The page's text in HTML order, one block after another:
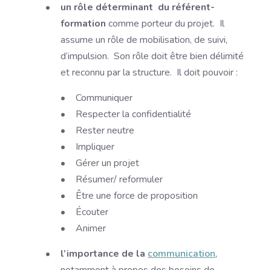
un rôle déterminant du référent-
formation comme porteur du projet. Il
assume un rôle de mobilisation, de suivi,
d’impulsion. Son rôle doit être bien délimité
et reconnu par la structure. Il doit pouvoir :
Communiquer
Respecter la confidentialité
Rester neutre
Impliquer
Gérer un projet
Résumer/ reformuler
Être une force de proposition
Écouter
Animer
l’importance de la communication,